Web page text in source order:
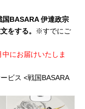
BASARA 伊達政宗
をする。
※すでにご
にお届けいたしま
ビス <戦国BASARA